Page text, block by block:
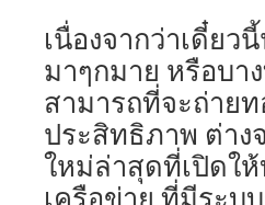
เนื่องจากว่าเดี๋ย
มาๆกมาย หรือบ
สามารถที่จะถ่าย
ประสิทธิภาพ ต่าง
ใหม่ล่าสุดที่เปิดใ
เครือข่าย ที่มีระบ